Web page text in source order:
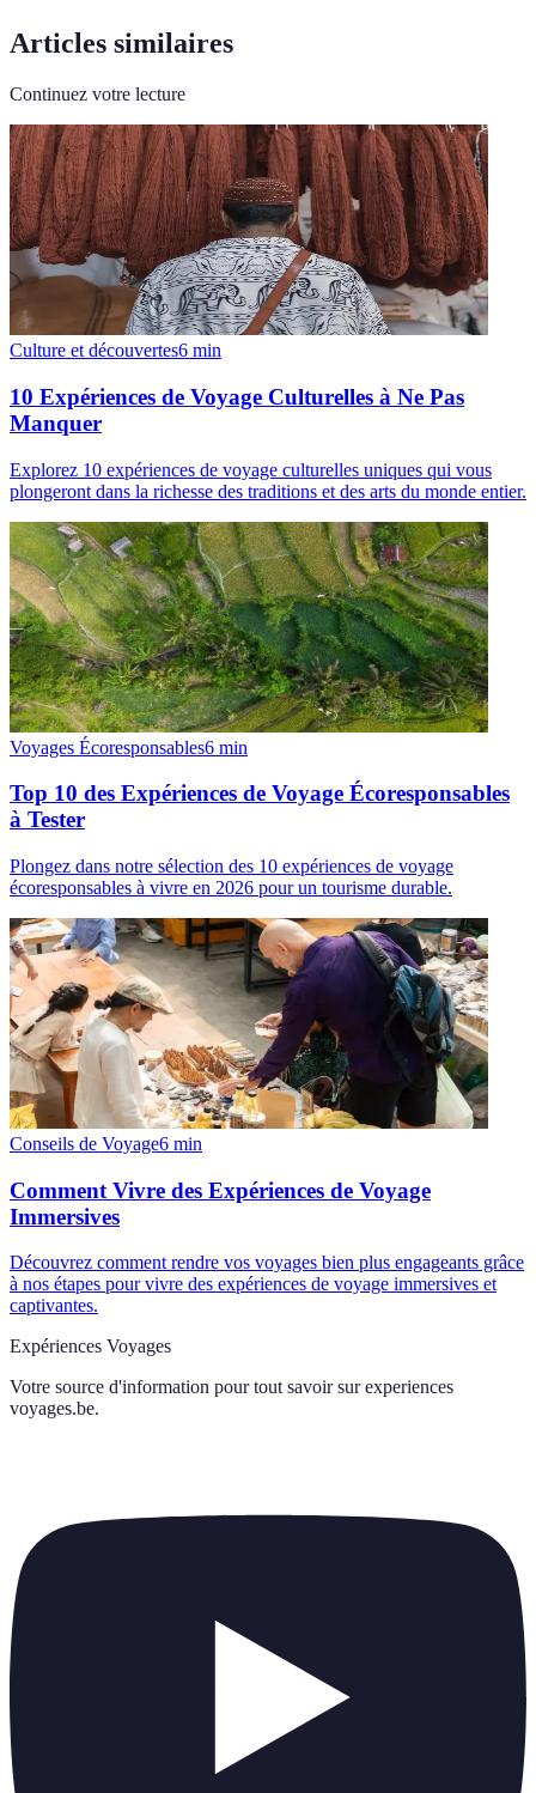
Articles similaires
Continuez votre lecture
Culture et découvertes6 min
10 Expériences de Voyage Culturelles à Ne Pas
Manquer
Explorez 10 expériences de voyage culturelles uniques qui vous
plongeront dans la richesse des traditions et des arts du monde entier.
Voyages Écoresponsables6 min
Top 10 des Expériences de Voyage Écoresponsables
à Tester
Plongez dans notre sélection des 10 expériences de voyage
écoresponsables à vivre en 2026 pour un tourisme durable.
Conseils de Voyage6 min
Comment Vivre des Expériences de Voyage
Immersives
Découvrez comment rendre vos voyages bien plus engageants grâce
à nos étapes pour vivre des expériences de voyage immersives et
captivantes.
Expériences Voyages
Votre source d'information pour tout savoir sur experiences
voyages.be.